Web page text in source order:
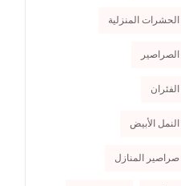
المنزلية
الأبيض
المنازل